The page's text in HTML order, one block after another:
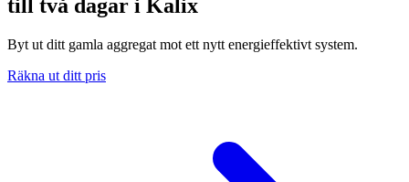
till två dagar i Kalix
Byt ut ditt gamla aggregat mot ett nytt energieffektivt system.
Räkna ut ditt pris